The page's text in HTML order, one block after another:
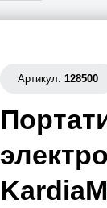
Артикул:128500